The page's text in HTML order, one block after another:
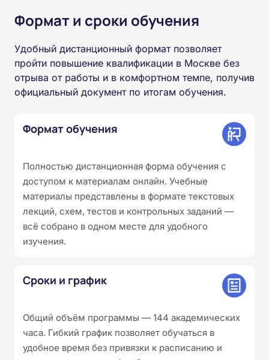
Формат и сроки обучения
Удобный дистанционный формат позволяет
пройти повышение квалификации в Москве без
отрыва от работы и в комфортном темпе, получив
официальный документ по итогам обучения.
Формат обучения
Полностью дистанционная форма обучения с
доступом к материалам онлайн. Учебные
материалы представлены в формате текстовых
лекций, схем, тестов и контрольных заданий —
всё собрано в одном месте для удобного
изучения.
Сроки и график
Общий объём программы — 144 академических
часа. Гибкий график позволяет обучаться в
удобное время без привязки к расписанию и